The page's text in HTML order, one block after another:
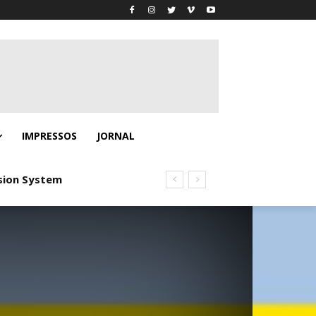
IMPRESSOS JORNAL
System